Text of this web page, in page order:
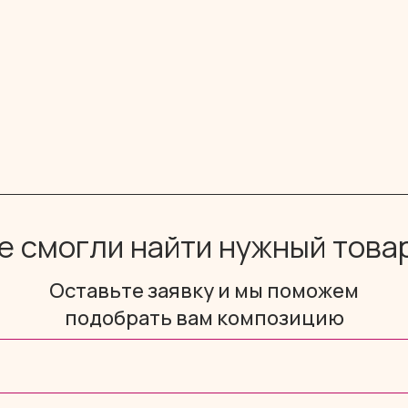
смогли найти нужный
Оставьте заявку и мы поможем
подобрать вам композицию